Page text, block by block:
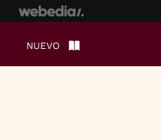
NUEVO